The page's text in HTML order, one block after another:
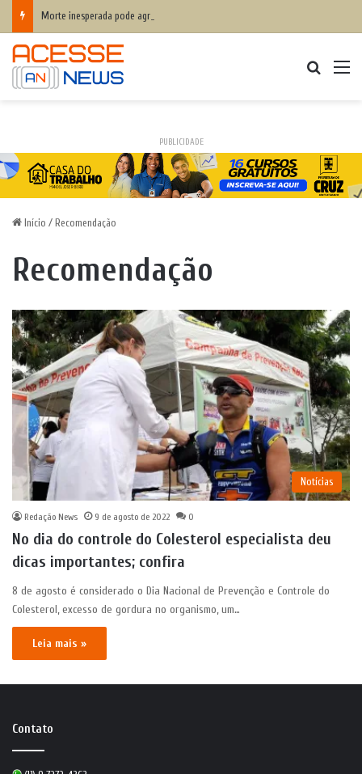
Morte inesperada pode agravar desequilíbrio financeiro das famílias
PUBLICIDADE
Início / Recomendação
Recomendação
Notícias
Redação News 9 de agosto de 2022 0
No dia do controle do Colesterol especialista deu
dicas importantes; confira
8 de agosto é considerado o Dia Nacional de Prevenção e Controle do
Colesterol, excesso de gordura no organismo, um…
Leia mais »
Contato